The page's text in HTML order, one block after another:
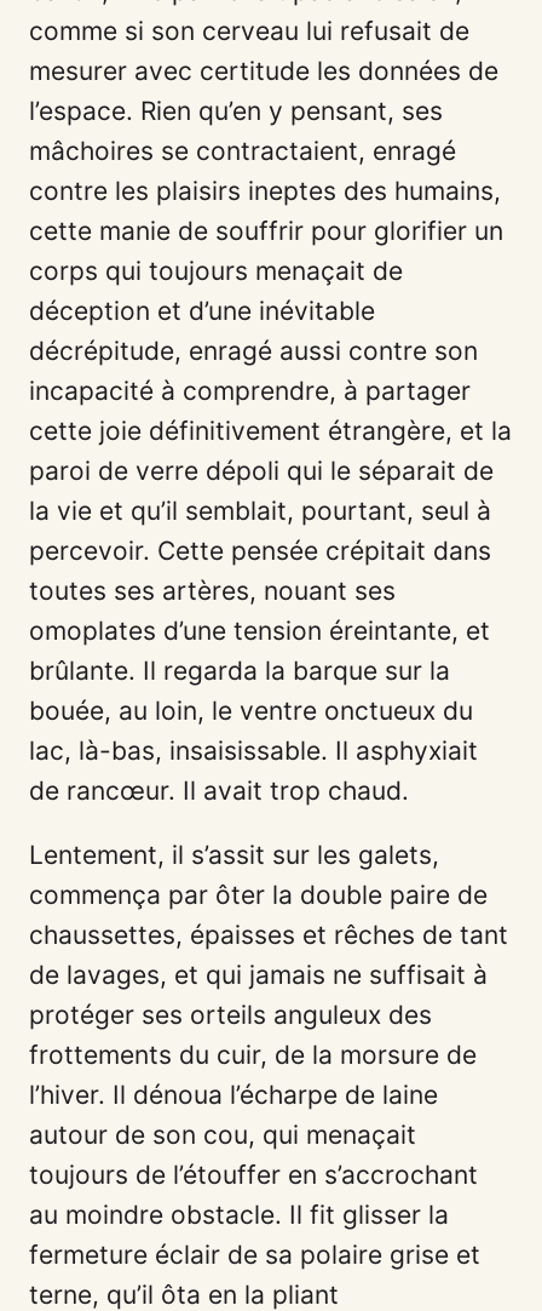
comme si son cerveau lui refusait de
mesurer avec certitude les données de
l’espace. Rien qu’en y pensant, ses
mâchoires se contractaient, enragé
contre les plaisirs ineptes des humains,
cette manie de souffrir pour glorifier un
corps qui toujours menaçait de
déception et d’une inévitable
décrépitude, enragé aussi contre son
incapacité à comprendre, à partager
cette joie définitivement étrangère, et la
paroi de verre dépoli qui le séparait de
la vie et qu’il semblait, pourtant, seul à
percevoir. Cette pensée crépitait dans
toutes ses artères, nouant ses
omoplates d’une tension éreintante, et
brûlante. Il regarda la barque sur la
bouée, au loin, le ventre onctueux du
lac, là-bas, insaisissable. Il asphyxiait
de rancœur. Il avait trop chaud.
Lentement, il s’assit sur les galets,
commença par ôter la double paire de
chaussettes, épaisses et rêches de tant
de lavages, et qui jamais ne suffisait à
protéger ses orteils anguleux des
frottements du cuir, de la morsure de
l’hiver. Il dénoua l’écharpe de laine
autour de son cou, qui menaçait
toujours de l’étouffer en s’accrochant
au moindre obstacle. Il fit glisser la
fermeture éclair de sa polaire grise et
terne, qu’il ôta en la pliant